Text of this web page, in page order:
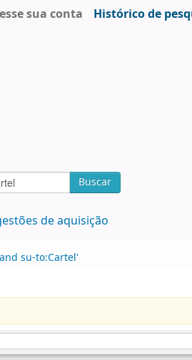
sua conta Histórico de
Buscar
de aquisição
su-to:Cartel'